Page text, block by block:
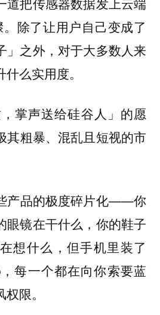
除了让用户自己变成了
」之外，对于大多数人来
么实用度。
掌声送给硅谷人」的愿
其粗暴、混乱且短视的市
产品的极度碎片化——你
眼镜在干什么，你的鞋子
想什么，但手机里装了
每一个都在向你索要蓝
限。